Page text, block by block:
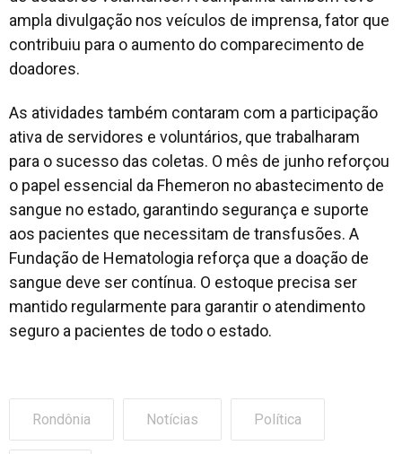
ampla divulgação nos veículos de imprensa, fator que
contribuiu para o aumento do comparecimento de
doadores.
As atividades também contaram com a participação
ativa de servidores e voluntários, que trabalharam
para o sucesso das coletas. O mês de junho reforçou
o papel essencial da Fhemeron no abastecimento de
sangue no estado, garantindo segurança e suporte
aos pacientes que necessitam de transfusões. A
Fundação de Hematologia reforça que a doação de
sangue deve ser contínua. O estoque precisa ser
mantido regularmente para garantir o atendimento
seguro a pacientes de todo o estado.
Rondônia Notícias Política